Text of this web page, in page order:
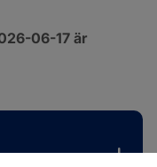
06-17 är